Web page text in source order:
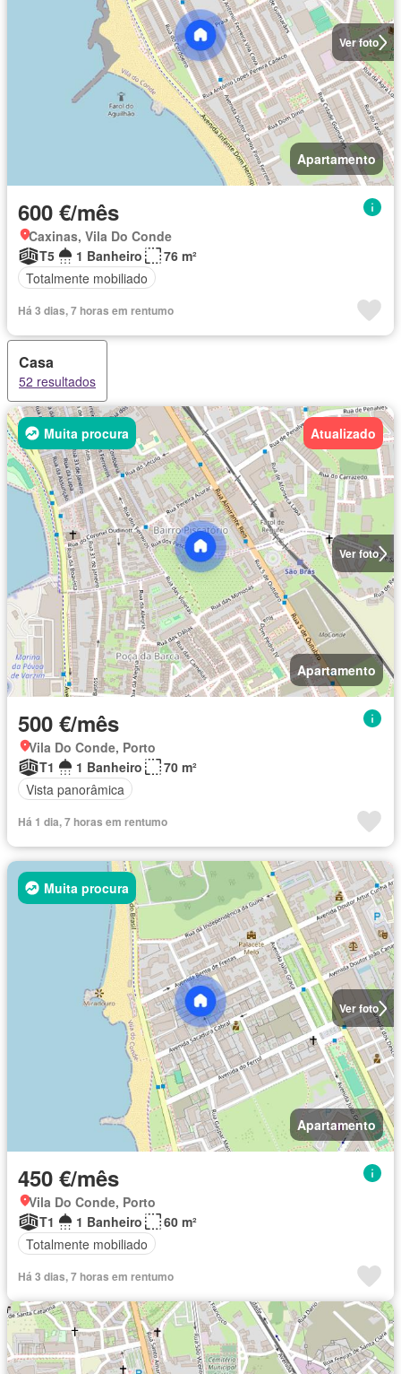
Ver foto
Apartamento
600 €/mês
Caxinas, Vila Do Conde
T5
1 Banheiro
76 m²
Totalmente mobiliado
Há 3 dias, 7 horas em rentumo
Casa
52 resultados
Ver foto
Muita procura Atualizado
Apartamento
500 €/mês
Vila Do Conde, Porto
T1
1 Banheiro
70 m²
Vista panorâmica
Há 1 dia, 7 horas em rentumo
Ver foto
Muita procura
Apartamento
450 €/mês
Vila Do Conde, Porto
T1
1 Banheiro
60 m²
Totalmente mobiliado
Há 3 dias, 7 horas em rentumo